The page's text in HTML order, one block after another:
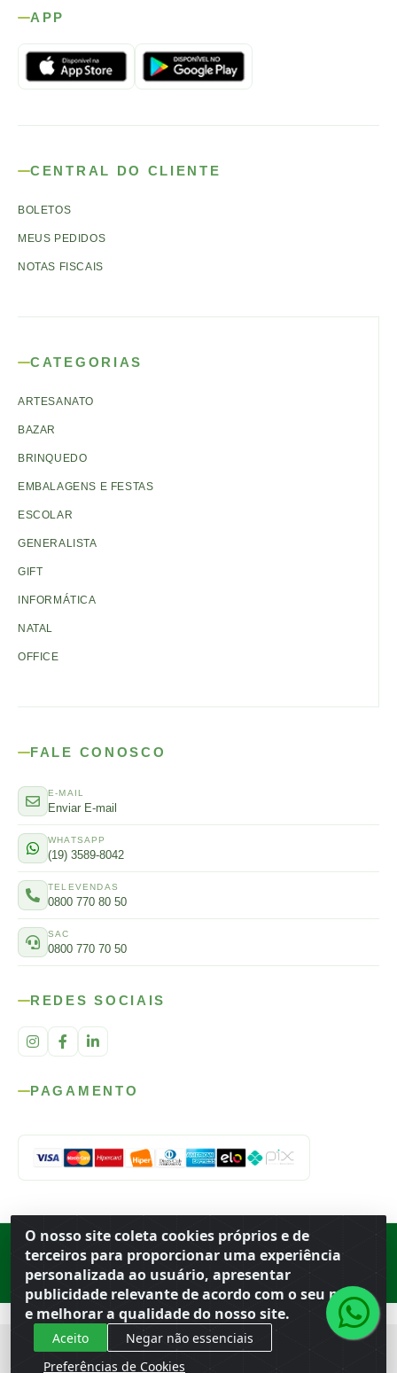
O nosso site coleta cookies próprios e de
terceiros para proporcionar uma experiência
personalizada ao usuário, apresentar
publicidade relevante de acordo com o seu perfil
e melhorar a qualidade do nosso site.
Aceito
Negar não essenciais
Preferências de Cookies
APP
CENTRAL DO CLIENTE
BOLETOS
MEUS PEDIDOS
NOTAS FISCAIS
CATEGORIAS
ARTESANATO
BAZAR
BRINQUEDO
EMBALAGENS E FESTAS
ESCOLAR
GENERALISTA
GIFT
INFORMÁTICA
NATAL
OFFICE
FALE CONOSCO
E-MAIL
Enviar E-mail
WHATSAPP
(19) 3589-8042
TELEVENDAS
0800 770 80 50
SAC
0800 770 70 50
REDES SOCIAIS
PAGAMENTO
Rod. SP-215, s/n, km 98 — Área Rural Porto Ferreira ·BR
· CEP
· CNPJ 56.679.863/0001-91
© 2026 Atacado Ideal